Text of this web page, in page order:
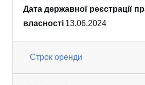
Дата державної реєстрації
власності 13.06.2024
Строк оренди